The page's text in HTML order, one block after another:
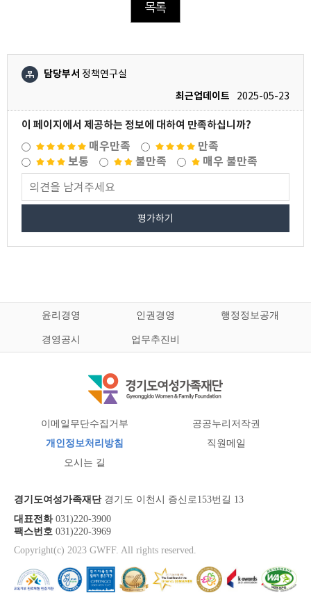
목록
담당부서 정책연구실
최근업데이트
2025-05-23
이 페이지에서 제공하는 정보에 대하여 만족하십니까?
매우만족
만족
보통
불만족 매우 불만족
평가하기
윤리경영 인권경영 행정정보공개
경영공시 업무추진비
이메일무단수집거부
공공누리저작권
개인정보처리방침
직원메일
오시는 길
경기도여성가족재단경기도 이천시 증신로153번길 13
대표전화031)220-3900
팩스번호 031)220-3969
Copyright(c) 2023 GWFF. All rights reserved.